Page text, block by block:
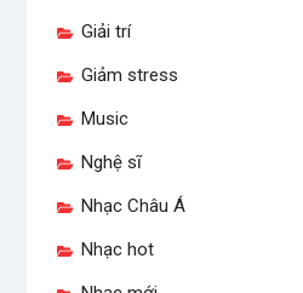
Giải trí
Giảm stress
Music
Nghệ sĩ
Nhạc Châu Á
Nhạc hot